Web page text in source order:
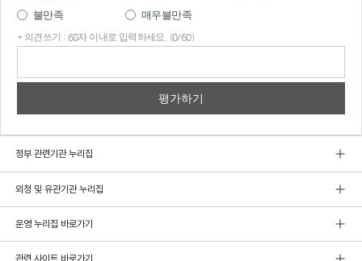
불만족
매우불만족
* 의견쓰기 : 60자 이내로 입력하세요. (0/60)
정부 관련기관 누리집
외청 및 유관기관 누리집
운영 누리집 바로가기
관련 사이트 바로가기